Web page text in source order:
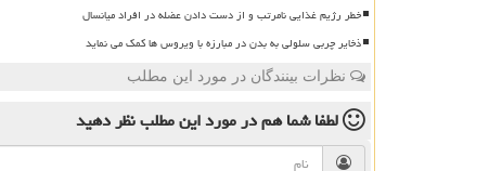
خطر رژیم غذایی نامرتب و از دست دادن عضله در افراد میانسال
ذخایر چربی سلولی به بدن در مبارزه با ویروس ها کمک می نماید
نظرات بینندگان در مورد این مطلب
لطفا شما همدر مورد این مطلبنظر دهید